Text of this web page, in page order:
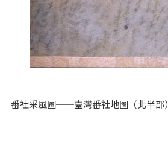
番社采風圖──臺灣番社地圖（北半部）